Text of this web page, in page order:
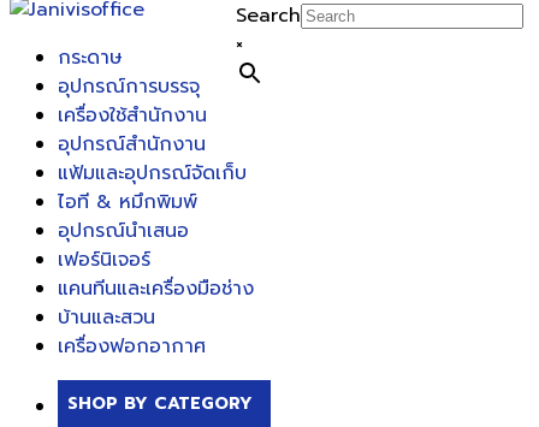
Search
×
กระดาษ
อุปกรณ์การบรรจุ
เครื่องใช้สำนักงาน
อุปกรณ์สำนักงาน
แฟ้มและอุปกรณ์จัดเก็บ
ไอที & หมึกพิมพ์
อุปกรณ์นำเสนอ
เฟอร์นิเจอร์
แคนทีนและเครื่องมือช่าง
บ้านและสวน
เครื่องฟอกอากาศ
SHOP BY CATEGORY